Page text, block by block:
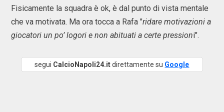
Fisicamente la squadra è ok, è dal punto di vista mentale
che va motivata. Ma ora tocca a Rafa "ridare motivazioni a
giocatori un po’ logori e non abituati a certe pressioni".
segui CalcioNapoli24.itdirettamente su Google